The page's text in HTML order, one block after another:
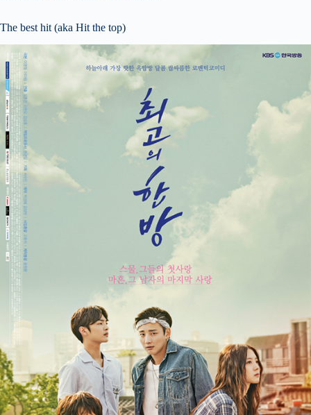
The best hit (aka Hit the top)